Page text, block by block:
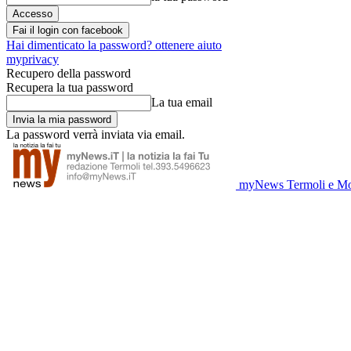
Fai il login con facebook
Hai dimenticato la password? ottenere aiuto
myprivacy
Recupero della password
Recupera la tua password
La tua email
La password verrà inviata via email.
myNews Termoli e